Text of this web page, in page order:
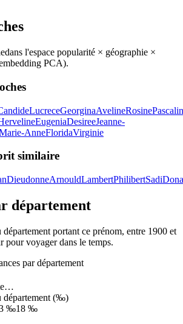
dans l'espace popularité × géographie ×
PCA).
LucreceGeorginaAvelineRosine
EugeniaDesireeJeanne-
AnneFloridaVirginie
similaire
DieudonneArnouldLambertPhilibertSadi
département
département portant ce prénom, entre 1900 et
pour voyager dans le temps.
par département
département (‰)
‰18 ‰